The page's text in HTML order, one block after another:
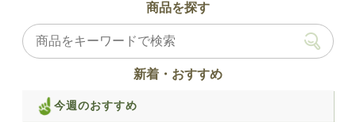
商品を探す
新着・おすすめ
今週のおすすめ